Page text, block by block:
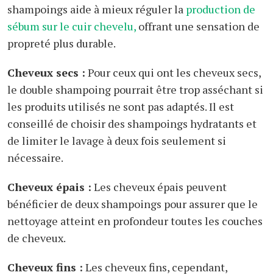
shampoings aide à mieux réguler la production de
sébum sur le cuir chevelu, offrant une sensation de
propreté plus durable.
Cheveux secs : Pour ceux qui ont les cheveux secs,
le double shampoing pourrait être trop asséchant si
les produits utilisés ne sont pas adaptés. Il est
conseillé de choisir des shampoings hydratants et
de limiter le lavage à deux fois seulement si
nécessaire.
Cheveux épais : Les cheveux épais peuvent
bénéficier de deux shampoings pour assurer que le
nettoyage atteint en profondeur toutes les couches
de cheveux.
Cheveux fins : Les cheveux fins, cependant,